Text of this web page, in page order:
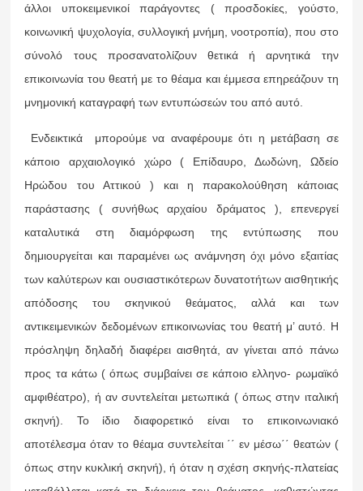
άλλοι υποκειμενικοί παράγοντες ( προσδοκίες, γούστο,
κοινωνική ψυχολογία, συλλογική μνήμη, νοοτροπία), που στο
σύνολό τους προσανατολίζουν θετικά ή αρνητικά την
επικοινωνία του θεατή με το θέαμα και έμμεσα επηρεάζουν τη
μνημονική καταγραφή των εντυπώσεών του από αυτό.
Ενδεικτικά μπορούμε να αναφέρουμε ότι η μετάβαση σε
κάποιο αρχαιολογικό χώρο ( Επίδαυρο, Δωδώνη, Ωδείο
Ηρώδου του Αττικού ) και η παρακολούθηση κάποιας
παράστασης ( συνήθως αρχαίου δράματος ), επενεργεί
καταλυτικά στη διαμόρφωση της εντύπωσης που
δημιουργείται και παραμένει ως ανάμνηση όχι μόνο εξαιτίας
των καλύτερων και ουσιαστικότερων δυνατοτήτων αισθητικής
απόδοσης του σκηνικού θεάματος, αλλά και των
αντικειμενικών δεδομένων επικοινωνίας του θεατή μ’ αυτό. Η
πρόσληψη δηλαδή διαφέρει αισθητά, αν γίνεται από πάνω
προς τα κάτω ( όπως συμβαίνει σε κάποιο ελληνο- ρωμαϊκό
αμφιθέατρο), ή αν συντελείται μετωπικά ( όπως στην ιταλική
σκηνή). Το ίδιο διαφορετικό είναι το επικοινωνιακό
αποτέλεσμα όταν το θέαμα συντελείται ΄΄ εν μέσω΄΄ θεατών (
όπως στην κυκλική σκηνή), ή όταν η σχέση σκηνής-πλατείας